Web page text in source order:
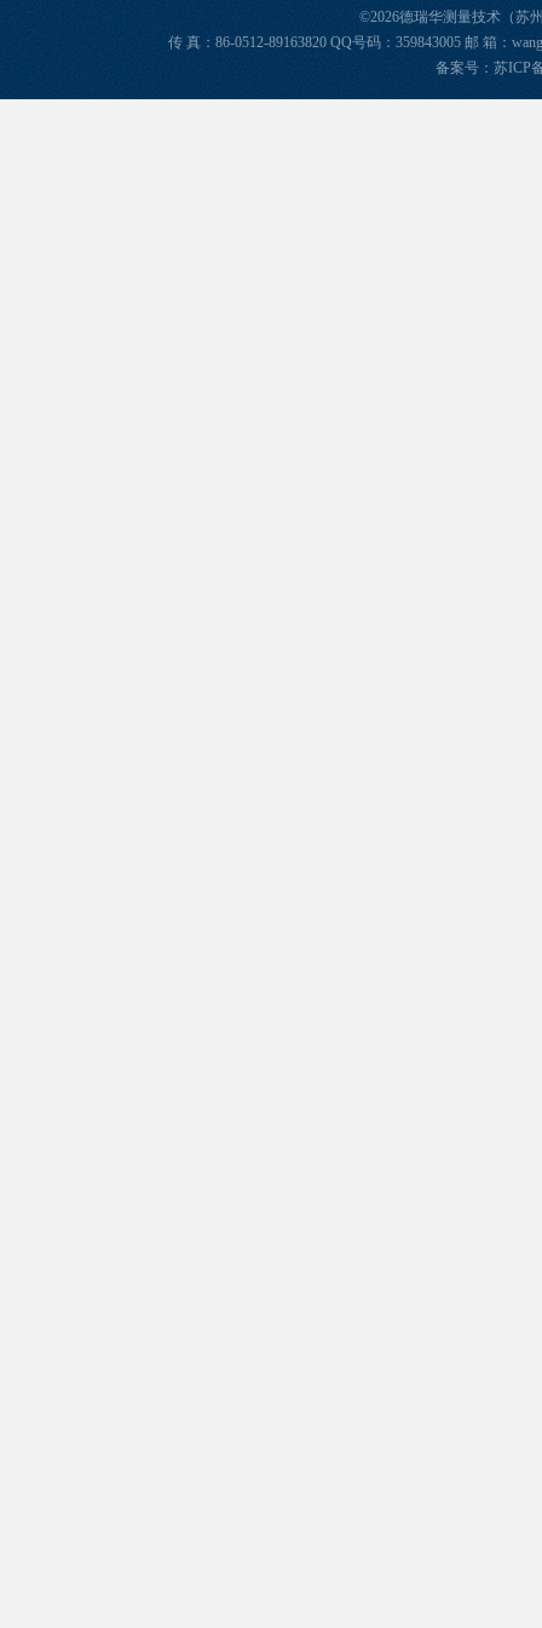
©2026德瑞华测量技术（苏
传 真：86-0512-89163820 QQ号码：359843005 邮 箱：
备案号：苏ICP